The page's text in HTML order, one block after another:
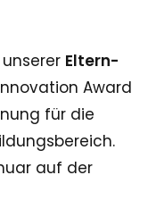
Eltern-
Award
für die
auf der